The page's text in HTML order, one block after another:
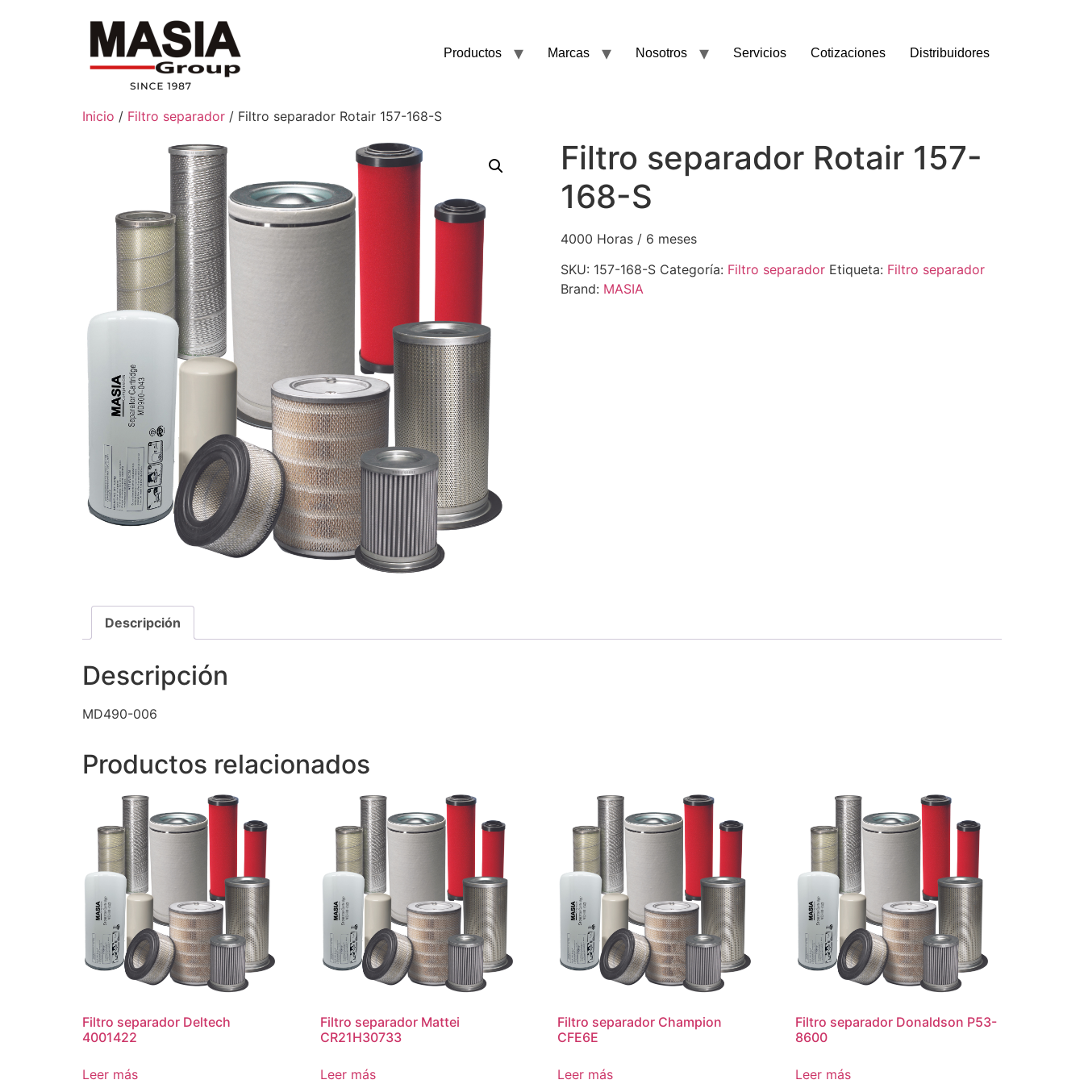
Productos Marcas Nosotros Servicios Cotizaciones Distribuidores
Inicio / Filtro separador / Filtro separador Rotair 157-168-S
Filtro separador Rotair 157-
168-S
4000 Horas / 6 meses
SKU: 157-168-S Categoría: Filtro separador Etiqueta: Filtro separador
Brand: MASIA
Descripción
Descripción
MD490-006
Productos relacionados
Filtro separador Deltech
4001422
Leer más
Filtro separador Mattei
CR21H30733
Leer más
Filtro separador Champion
CFE6E
Leer más
Filtro separador Donaldson P53-
8600
Leer más